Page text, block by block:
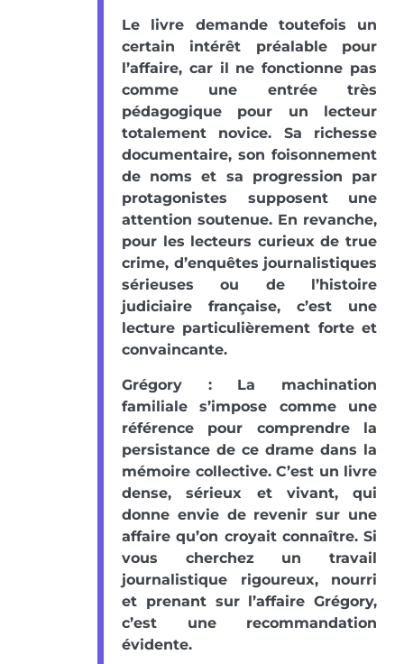
Le livre demande toutefois un
certain intérêt préalable pour
l’affaire, car il ne fonctionne pas
comme une entrée très
pédagogique pour un lecteur
totalement novice. Sa richesse
documentaire, son foisonnement
de noms et sa progression par
protagonistes supposent une
attention soutenue. En revanche,
pour les lecteurs curieux de true
crime, d’enquêtes journalistiques
sérieuses ou de l’histoire
judiciaire française, c’est une
lecture particulièrement forte et
convaincante.
Grégory : La machination
familiale s’impose comme une
référence pour comprendre la
persistance de ce drame dans la
mémoire collective. C’est un livre
dense, sérieux et vivant, qui
donne envie de revenir sur une
affaire qu’on croyait connaître. Si
vous cherchez un travail
journalistique rigoureux, nourri
et prenant sur l’affaire Grégory,
c’est une recommandation
évidente.